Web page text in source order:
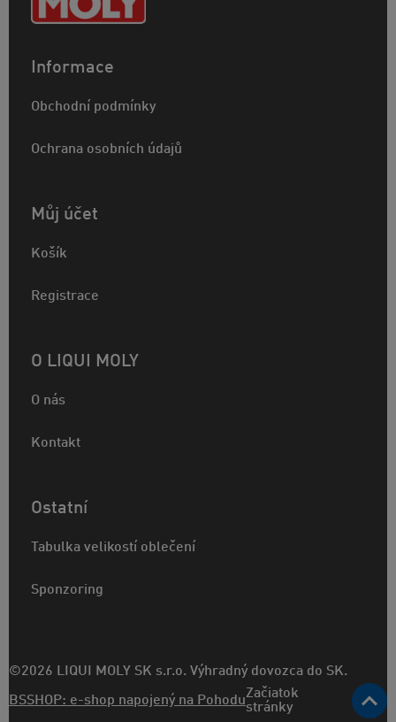
Informace
Obchodní podmínky
Ochrana osobních údajů
Můj účet
Košík
Registrace
O LIQUI MOLY
O nás
Kontakt
Ostatní
Tabulka velikostí oblečení
Sponzoring
©2026 LIQUI MOLY SK s.r.o. Výhradný dovozca do SK.
BSSHOP: e-shop napojený na PohoduZačiatok
stránky